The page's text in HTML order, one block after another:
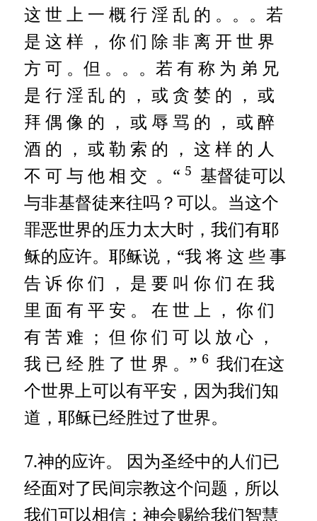
这 世 上 一 概 行 淫 乱 的 。。。若
是 这 样 ， 你 们 除 非 离 开 世 界
方 可 。但 。。。若 有 称 为 弟 兄
是 行 淫 乱 的 ， 或 贪 婪 的 ， 或
拜 偶 像 的 ， 或 辱 骂 的 ， 或 醉
酒 的 ， 或 勒 索 的 ， 这 样 的 人
不 可 与 他 相 交 。“ 5 基督徒可以
与非基督徒来往吗？可以。当这个
罪恶世界的压力太大时，我们有耶
稣的应许。耶稣说，“我 将 这 些 事
告 诉 你 们 ， 是 要 叫 你 们 在 我
里 面 有 平 安 。 在 世 上 ， 你 们
有 苦 难 ； 但 你 们 可 以 放 心 ，
我 已 经 胜 了 世 界 。” 6 我们在这
个世界上可以有平安，因为我们知
道，耶稣已经胜过了世界。
7.神的应许。 因为圣经中的人们已
经面对了民间宗教这个问题，所以
我们可以相信：神会赐给我们智慧